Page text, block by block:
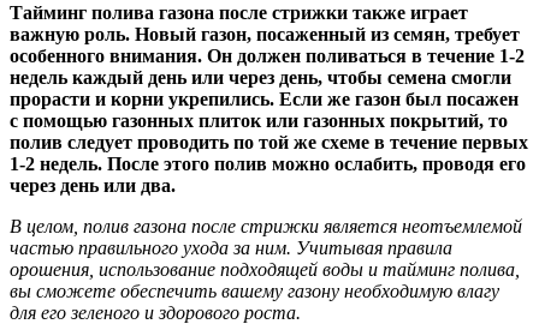
Тайминг полива газона после стрижки также играет
важную роль. Новый газон, посаженный из семян, требует
особенного внимания. Он должен поливаться в течение 1-2
недель каждый день или через день, чтобы семена смогли
прорасти и корни укрепились. Если же газон был посажен
с помощью газонных плиток или газонных покрытий, то
полив следует проводить по той же схеме в течение первых
1-2 недель. После этого полив можно ослабить, проводя его
через день или два.
В целом, полив газона после стрижки является неотъемлемой
частью правильного ухода за ним. Учитывая правила
орошения, использование подходящей воды и тайминг полива,
вы сможете обеспечить вашему газону необходимую влагу
для его зеленого и здорового роста.